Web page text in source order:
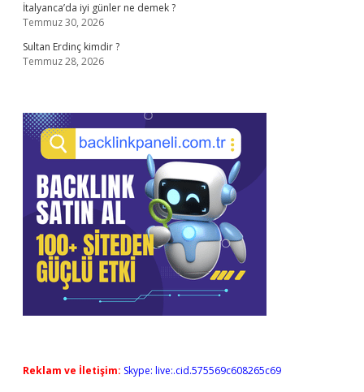
İtalyanca’da iyi günler ne demek ?
Temmuz 30, 2026
Sultan Erdinç kimdir ?
Temmuz 28, 2026
Reklam ve İletişim: Skype: live:.cid.575569c608265c69